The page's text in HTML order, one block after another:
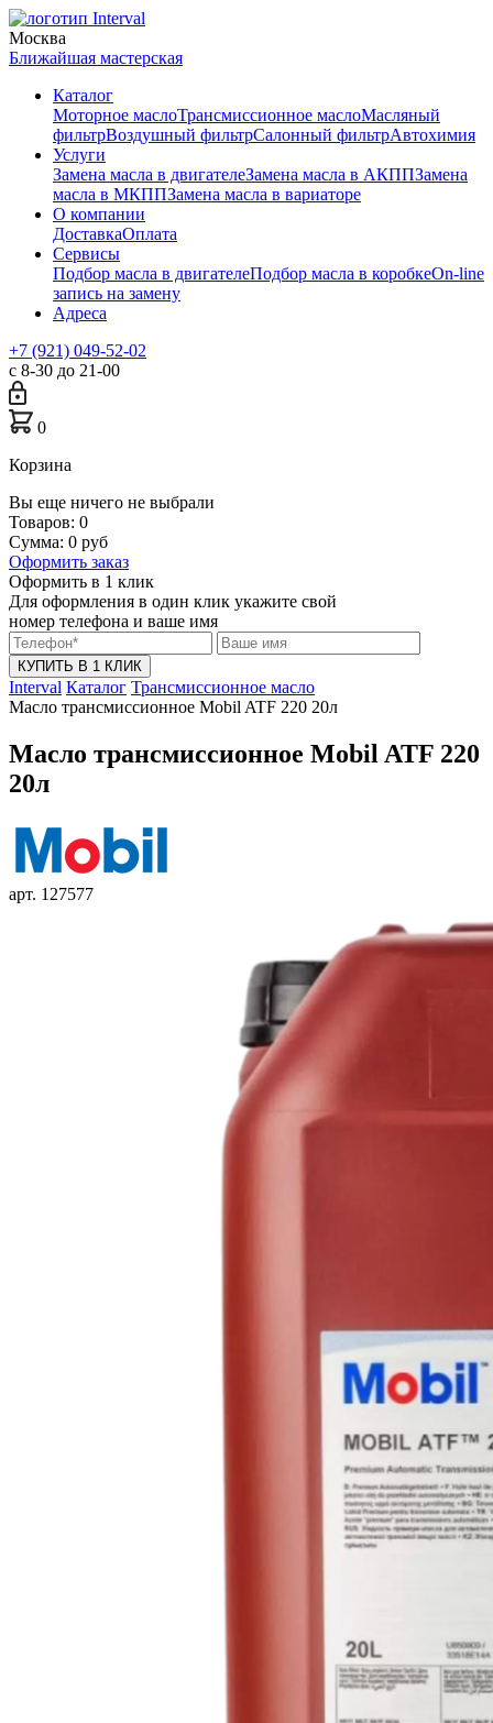
Москва
Ближайшая мастерская
Каталог
Моторное маслоТрансмиссионное маслоМасляный
фильтрВоздушный фильтрСалонный фильтрАвтохимия
Услуги
Замена масла в двигателеЗамена масла в АКППЗамена
масла в МКППЗамена масла в вариаторе
О компании
ДоставкаОплата
Сервисы
Подбор масла в двигателеПодбор масла в коробкеOn-line
запись на замену
Адреса
+7 (921) 049-52-02
с 8-30 до 21-00
0
Корзина
Вы еще ничего не выбрали
Товаров: 0
Сумма: 0 руб
Оформить заказ
Оформить в 1 клик
Для оформления в один клик укажите свой
номер телефона и ваше имя
КУПИТЬ В 1 КЛИК
Interval Каталог Трансмиссионное масло
Масло трансмиссионное Mobil ATF 220 20л
Масло трансмиссионное Mobil ATF 220
20л
арт. 127577